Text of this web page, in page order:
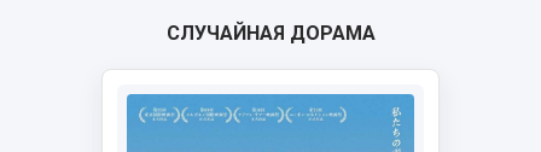
СЛУЧАЙНАЯ ДОРАМА